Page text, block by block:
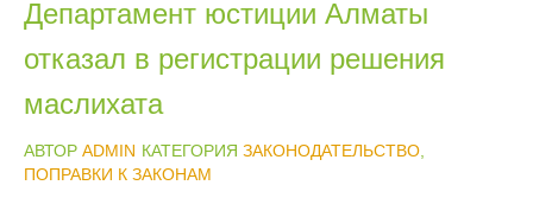
Департамент юстиции Алматы
отказал в регистрации решения
маслихата
АВТОР ADMIN КАТЕГОРИЯ ЗАКОНОДАТЕЛЬСТВО
ПОПРАВКИ К ЗАКОНАМ